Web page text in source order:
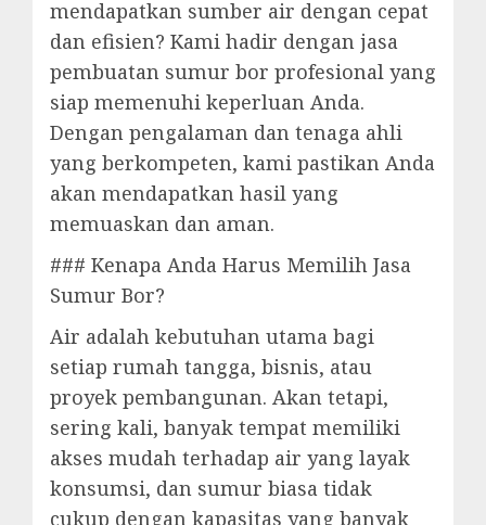
mendapatkan sumber air dengan cepat
dan efisien? Kami hadir dengan jasa
pembuatan sumur bor profesional yang
siap memenuhi keperluan Anda.
Dengan pengalaman dan tenaga ahli
yang berkompeten, kami pastikan Anda
akan mendapatkan hasil yang
memuaskan dan aman.
### Kenapa Anda Harus Memilih Jasa
Sumur Bor?
Air adalah kebutuhan utama bagi
setiap rumah tangga, bisnis, atau
proyek pembangunan. Akan tetapi,
sering kali, banyak tempat memiliki
akses mudah terhadap air yang layak
konsumsi, dan sumur biasa tidak
cukup dengan kapasitas yang banyak